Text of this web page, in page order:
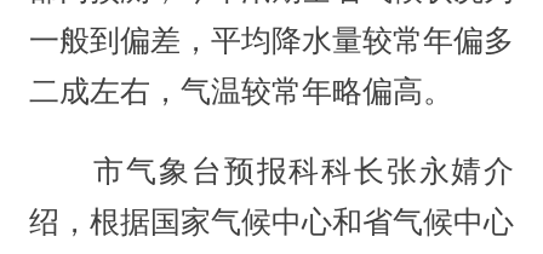
一般到偏差，平均降水量较常年偏多
二成左右，气温较常年略偏高。
市气象台预报科科长张永婧介
绍，根据国家气候中心和省气候中心